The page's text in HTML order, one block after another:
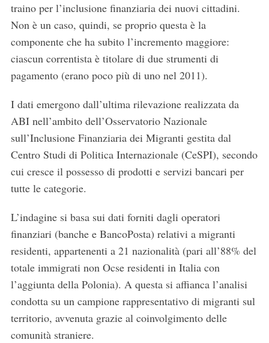
traino per l’inclusione finanziaria dei nuovi cittadini.
Non è un caso, quindi, se proprio questa è la
componente che ha subito l’incremento maggiore:
ciascun correntista è titolare di due strumenti di
pagamento (erano poco più di uno nel 2011).
I dati emergono dall’ultima rilevazione realizzata da
ABI nell’ambito dell’Osservatorio Nazionale
sull’Inclusione Finanziaria dei Migranti gestita dal
Centro Studi di Politica Internazionale (CeSPI), secondo
cui cresce il possesso di prodotti e servizi bancari per
tutte le categorie.
L’indagine si basa sui dati forniti dagli operatori
finanziari (banche e BancoPosta) relativi a migranti
residenti, appartenenti a 21 nazionalità (pari all’88% del
totale immigrati non Ocse residenti in Italia con
l’aggiunta della Polonia). A questa si affianca l’analisi
condotta su un campione rappresentativo di migranti sul
territorio, avvenuta grazie al coinvolgimento delle
comunità straniere.